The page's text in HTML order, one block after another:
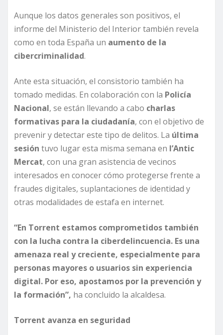
Aunque los datos generales son positivos, el
informe del Ministerio del Interior también revela
como en toda España un aumento de la
cibercriminalidad.
Ante esta situación, el consistorio también ha
tomado medidas. En colaboración con la Policía
Nacional, se están llevando a cabo charlas
formativas para la ciudadanía, con el objetivo de
prevenir y detectar este tipo de delitos. La última
sesión tuvo lugar esta misma semana en l’Antic
Mercat, con una gran asistencia de vecinos
interesados en conocer cómo protegerse frente a
fraudes digitales, suplantaciones de identidad y
otras modalidades de estafa en internet.
“En Torrent estamos comprometidos también
con la lucha contra la ciberdelincuencia. Es una
amenaza real y creciente, especialmente para
personas mayores o usuarios sin experiencia
digital. Por eso, apostamos por la prevención y
la formación”, ha concluido la alcaldesa.
Torrent avanza en seguridad